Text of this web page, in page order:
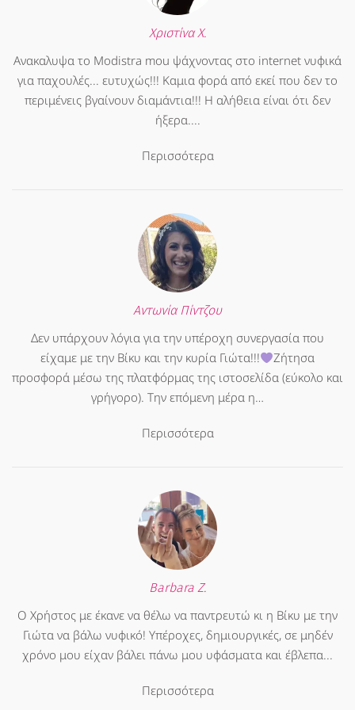
Χριστίνα Χ.
Ανακαλυψα το Modistra mou ψάχνοντας στο internet νυφικά
για παχουλές... ευτυχώς!!! Καμια φορά από εκεί που δεν το
περιμένεις βγαίνουν διαμάντια!!! Η αλήθεια είναι ότι δεν
ήξερα....
Περισσότερα
Αντωνία Πίντζου
Δεν υπάρχουν λόγια για την υπέροχη συνεργασία που
είχαμε με την Βίκυ και την κυρία Γιώτα!!!
Ζήτησα
προσφορά μέσω της πλατφόρμας της ιστοσελίδα (εύκολο και
γρήγορο). Την επόμενη μέρα η…
Περισσότερα
Barbara Z.
Ο Χρήστος με έκανε να θέλω να παντρευτώ κι η Βίκυ με την
Γιώτα να βάλω νυφικό! Υπέροχες, δημιουργικές, σε μηδέν
χρόνο μου είχαν βάλει πάνω μου υφάσματα και έβλεπα...
Περισσότερα